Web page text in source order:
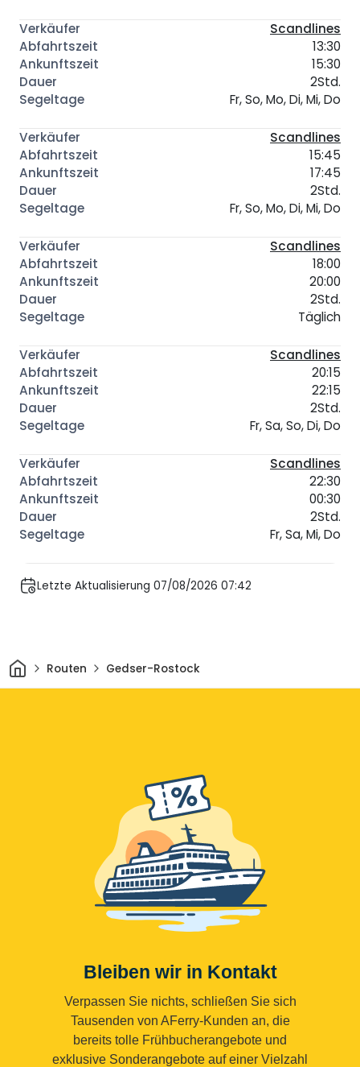
Scandlines
13:30
15:30
2Std.
Fr, So, Mo, Di, Mi, Do
Scandlines
15:45
17:45
2Std.
Fr, So, Mo, Di, Mi, Do
Scandlines
18:00
20:00
2Std.
Täglich
Scandlines
20:15
22:15
2Std.
Fr, Sa, So, Di, Do
Scandlines
22:30
00:30
2Std.
Fr, Sa, Mi, Do
Letzte Aktualisierung 07/08/2026 07:42
HeimRouten Gedser-Rostock
Bleiben wir in Kontakt
Verpassen Sie nichts, schließen Sie sich
Tausenden von AFerry-Kunden an, die
bereits tolle Frühbucherangebote und
exklusive Sonderangebote auf einer Vielzahl